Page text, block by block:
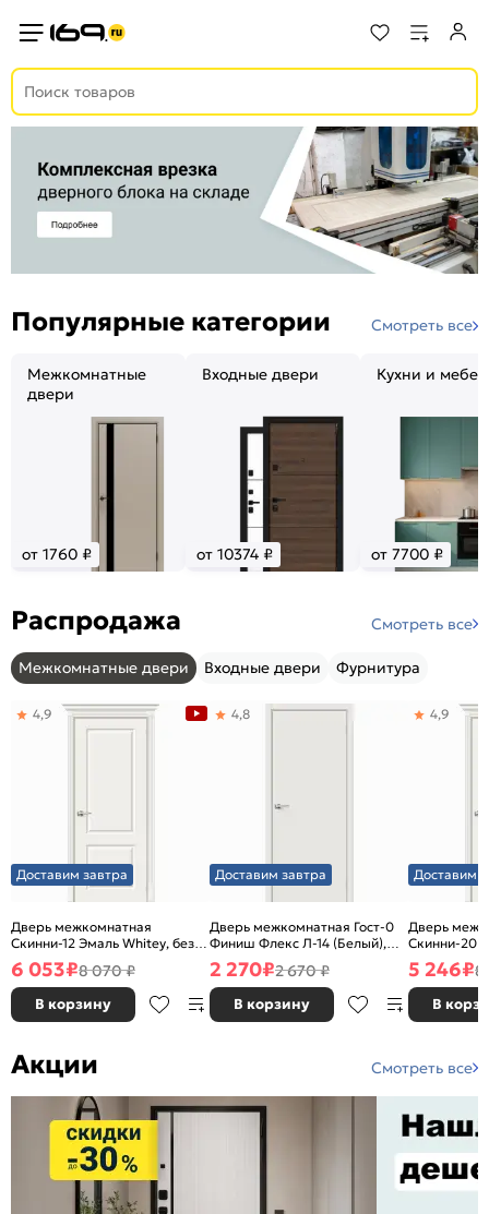
Популярные категории Смотреть все
Межкомнатные
двери
от 1760 ₽
Входные двери
от 10374 ₽
Кухни и
от 7700 ₽
Распродажа Смотреть все
Межкомнатные двери Входные двери Фурнитура
Доставим завтра
Дверь межкомнатная
Скинни-12 Эмаль Whitey, без
декора, глухая, без стекла,
без кромки, скиновая
4,9
6 053₽8 070 ₽
В корзину
Доставим завтра
Дверь межкомнатная Гост-0
Финиш Флекс Л-14 (Белый),
глухая, каркасно-щитовая
4,8
2 270₽2 670 ₽
В корзину
Доставим
Дверь
Скинни-20
декора,
без кромки,
4,9
5 246₽8
В
Акции Смотреть все